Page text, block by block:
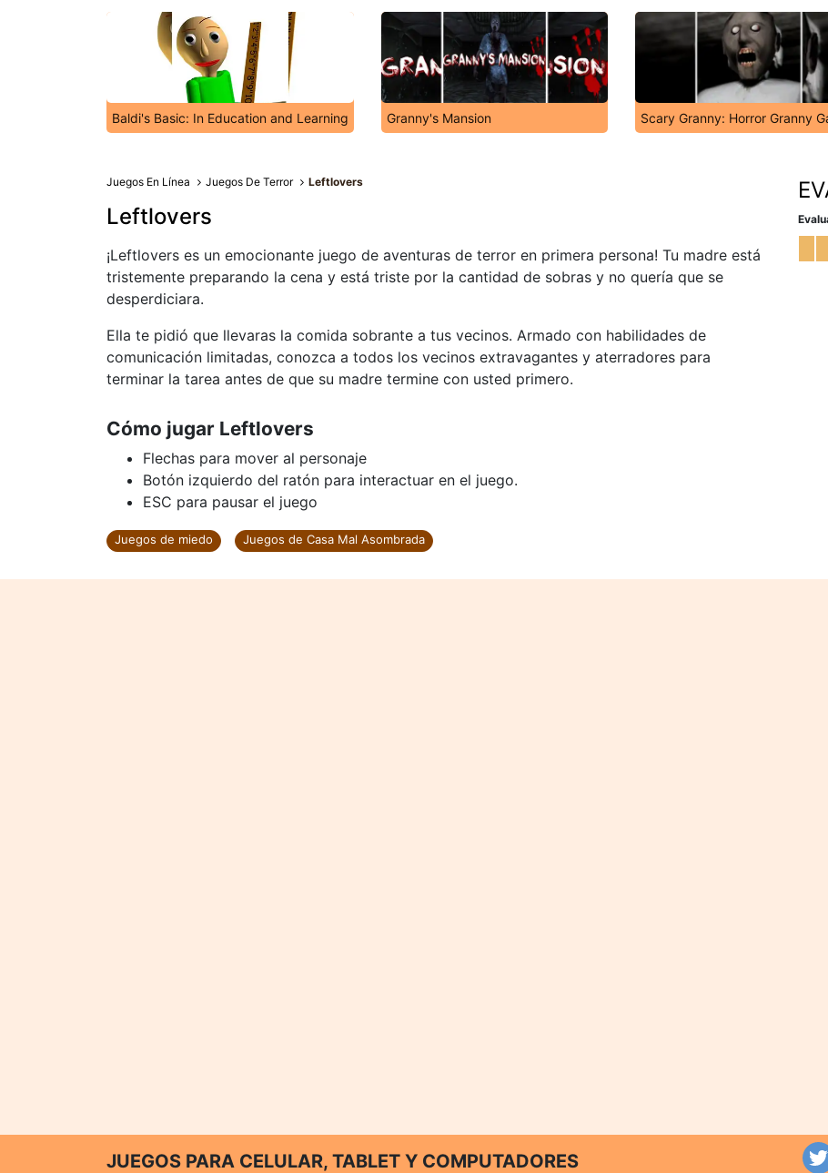
Baldi's Basic: In Education and Learning Granny's Mansion Scary Granny: Horror Granny
Juegos En Línea Juegos De Terror Leftlovers
Leftlovers
¡Leftlovers es un emocionante juego de aventuras de terror en primera persona! Tu madre está
tristemente preparando la cena y está triste por la cantidad de sobras y no quería que se
desperdiciara.
Ella te pidió que llevaras la comida sobrante a tus vecinos. Armado con habilidades de
comunicación limitadas, conozca a todos los vecinos extravagantes y aterradores para
terminar la tarea antes de que su madre termine con usted primero.
Cómo jugar Leftlovers
Flechas para mover al personaje
Botón izquierdo del ratón para interactuar en el juego.
ESC para pausar el juego
Juegos de miedo Juegos de Casa Mal Asombrada
JUEGOS PARA CELULAR, TABLET Y COMPUTADORES